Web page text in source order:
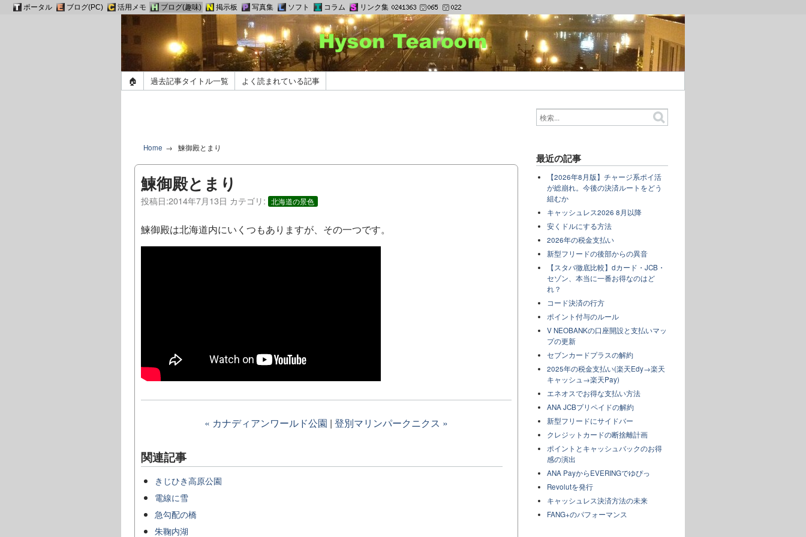
🏠 過去記事タイトル一覧 よく読まれている記事
Home 鰊御殿とまり
鰊御殿とまり
投稿日:2014年7月13日 カテゴリ: 北海道の景色
鰊御殿は北海道内にいくつもありますが、その一つです。
« カナディアンワールド公園 | 登別マリンパークニクス »
関連記事
きじひき高原公園
電線に雪
急勾配の橋
朱鞠内湖
最近の記事
【2026年8月版】チャージ系ポイ活
が総崩れ。今後の決済ルートをどう
組むか
キャッシュレス2026 8月以降
安くドルにする方法
2026年の税金支払い
新型フリードの後部からの異音
【スタバ徹底比較】dカード・JCB・
セゾン、本当に一番お得なのはど
れ？
コード決済の行方
ポイント付与のルール
V NEOBANKの口座開設と支払いマッ
プの更新
セブンカードプラスの解約
2025年の税金支払い(楽天Edy→楽天
キャッシュ→楽天Pay)
エネオスでお得な支払い方法
ANA JCBプリペイドの解約
新型フリードにサイドバー
クレジットカードの断捨離計画
ポイントとキャッシュバックのお得
感の演出
ANA PayからEVERINGでゆぴっ
Revolutを発行
キャッシュレス決済方法の未来
FANG+のパフォーマンス
ポータル ブログ(PC) 活用メモ ブログ(趣味) 掲示板 写真集 ソフト コラム リンク集